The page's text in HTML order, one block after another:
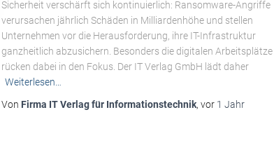
Sicherheit verschärft sich kontinuierlich: Ransomware-Angriffe
verursachen jährlich Schäden in Milliardenhöhe und stellen
Unternehmen vor die Herausforderung, ihre IT-Infrastruktur
ganzheitlich abzusichern. Besonders die digitalen Arbeitsplätze
rücken dabei in den Fokus. Der IT Verlag GmbH lädt daher
Weiterlesen…
Von Firma IT Verlag für Informationstechnik, vor 1 Jahr